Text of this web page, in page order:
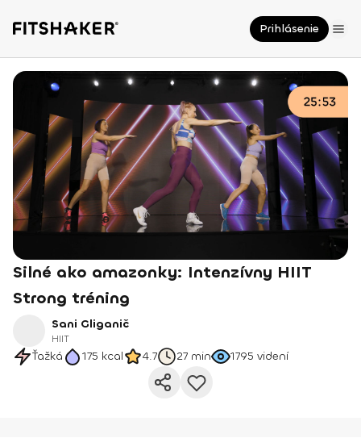
Prihlásenie
Silné ako amazonky: Intenzívny HIIT
Strong tréning
Sani Gliganič
HIIT
Ťažká 175 kcal 4.7 27 min 1795 videní